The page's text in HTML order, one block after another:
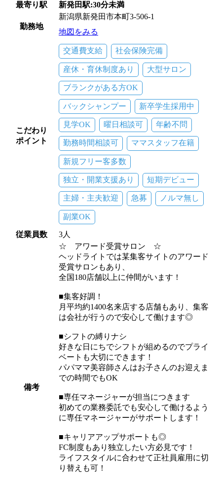
最寄り駅
新発田駅:30分未満
勤務地
新潟県新発田市本町3-506-1
地図をみる
こだわり
ポイント
交通費支給 社会保険完備
産休・育休制度あり 大型サロン
ブランクがある方OK
バックシャンプー 新卒学生採用中
見学OK 曜日相談可 年齢不問
勤務時間相談可 ママスタッフ在籍
新規フリー客多数
独立・開業支援あり 短期デビュー
主婦・主夫歓迎 急募 ノルマ無し
副業OK
従業員数 3人
備考
☆ アワード受賞サロン ☆
ヘッドライトでは某集客サイトのアワード
受賞サロンもあり、
全国180店舗以上に仲間がいます！
■集客好調！
月平均約1400名来店する店舗もあり、集客
は会社が行うので安心して働けます◎
■シフトの縛りナシ
好きな日にちでシフトが組めるのでプライ
ベートも大切にできます！
パパママ美容師さんはお子さんのお迎えま
での時間でもOK
■専任マネージャーが担当につきます
初めての業務委託でも安心して働けるよう
に専任マネージャーがサポートします！
■キャリアアップサポートも◎
FC制度もあり独立したい方必見です！
ライフスタイルに合わせて正社員雇用に切
り替えも可！